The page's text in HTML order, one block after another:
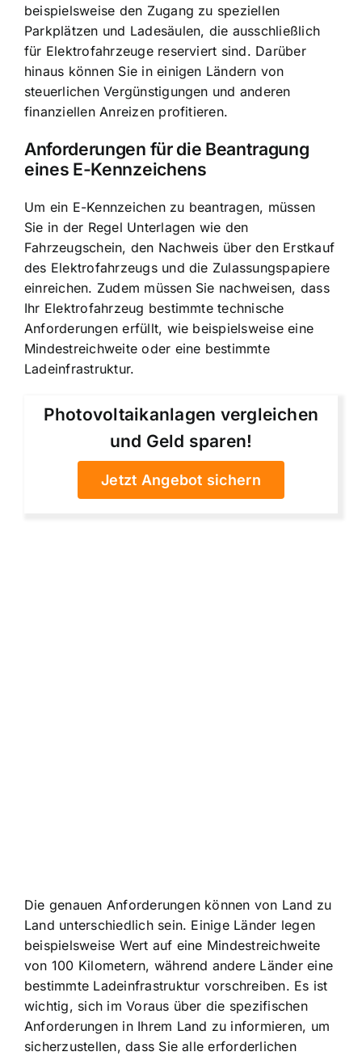
beispielsweise den Zugang zu speziellen
Parkplätzen und Ladesäulen, die ausschließlich
für Elektrofahrzeuge reserviert sind. Darüber
hinaus können Sie in einigen Ländern von
steuerlichen Vergünstigungen und anderen
finanziellen Anreizen profitieren.
Anforderungen für die Beantragung
eines E-Kennzeichens
Um ein E-Kennzeichen zu beantragen, müssen
Sie in der Regel Unterlagen wie den
Fahrzeugschein, den Nachweis über den Erstkauf
des Elektrofahrzeugs und die Zulassungspapiere
einreichen. Zudem müssen Sie nachweisen, dass
Ihr Elektrofahrzeug bestimmte technische
Anforderungen erfüllt, wie beispielsweise eine
Mindestreichweite oder eine bestimmte
Ladeinfrastruktur.
Photovoltaikanlagen vergleichen
und Geld sparen!
Jetzt Angebot sichern
Die genauen Anforderungen können von Land zu
Land unterschiedlich sein. Einige Länder legen
beispielsweise Wert auf eine Mindestreichweite
von 100 Kilometern, während andere Länder eine
bestimmte Ladeinfrastruktur vorschreiben. Es ist
wichtig, sich im Voraus über die spezifischen
Anforderungen in Ihrem Land zu informieren, um
sicherzustellen, dass Sie alle erforderlichen